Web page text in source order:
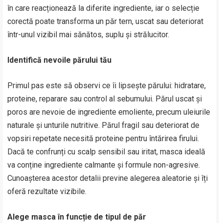
în care reacționează la diferite ingrediente, iar o selecție
corectă poate transforma un păr tern, uscat sau deteriorat
într-unul vizibil mai sănătos, suplu și strălucitor.
Identifică nevoile părului tău
Primul pas este să observi ce îi lipsește părului: hidratare,
proteine, reparare sau control al sebumului. Părul uscat și
poros are nevoie de ingrediente emoliente, precum uleiurile
naturale și unturile nutritive. Părul fragil sau deteriorat de
vopsiri repetate necesită proteine pentru întărirea firului.
Dacă te confrunți cu scalp sensibil sau iritat, masca ideală
va conține ingrediente calmante și formule non-agresive.
Cunoașterea acestor detalii previne alegerea aleatorie și îți
oferă rezultate vizibile.
Alege masca în funcție de tipul de păr